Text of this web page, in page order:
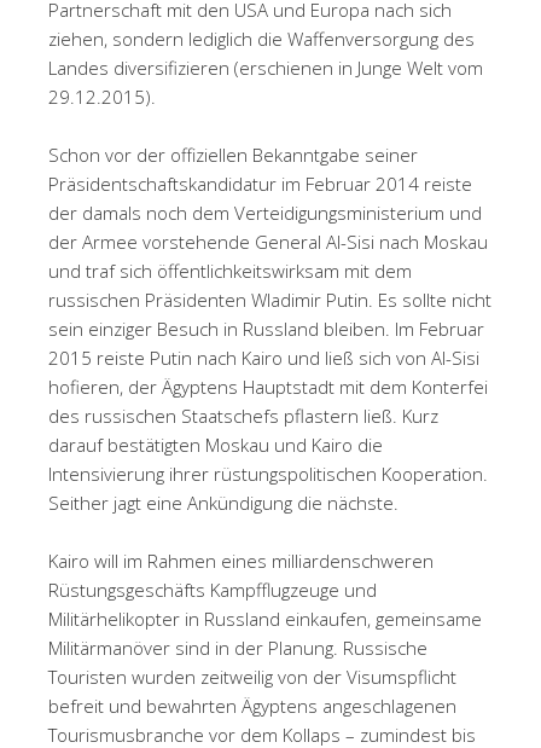
Partnerschaft mit den USA und Europa nach sich
ziehen, sondern lediglich die Waffenversorgung des
Landes diversifizieren (erschienen in Junge Welt vom
29.12.2015).
Schon vor der offiziellen Bekanntgabe seiner
Präsidentschaftskandidatur im Februar 2014 reiste
der damals noch dem Verteidigungsministerium und
der Armee vorstehende General Al-Sisi nach Moskau
und traf sich öffentlichkeitswirksam mit dem
russischen Präsidenten Wladimir Putin. Es sollte nicht
sein einziger Besuch in Russland bleiben. Im Februar
2015 reiste Putin nach Kairo und ließ sich von Al-Sisi
hofieren, der Ägyptens Hauptstadt mit dem Konterfei
des russischen Staatschefs pflastern ließ. Kurz
darauf bestätigten Moskau und Kairo die
Intensivierung ihrer rüstungspolitischen Kooperation.
Seither jagt eine Ankündigung die nächste.
Kairo will im Rahmen eines milliardenschweren
Rüstungsgeschäfts Kampfflugzeuge und
Militärhelikopter in Russland einkaufen, gemeinsame
Militärmanöver sind in der Planung. Russische
Touristen wurden zeitweilig von der Visumspflicht
befreit und bewahrten Ägyptens angeschlagenen
Tourismusbranche vor dem Kollaps – zumindest bis